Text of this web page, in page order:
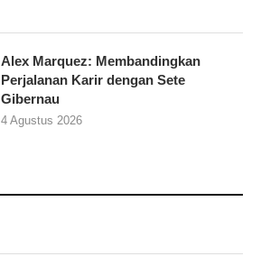
Alex Marquez: Membandingkan
Perjalanan Karir dengan Sete
Gibernau
4 Agustus 2026